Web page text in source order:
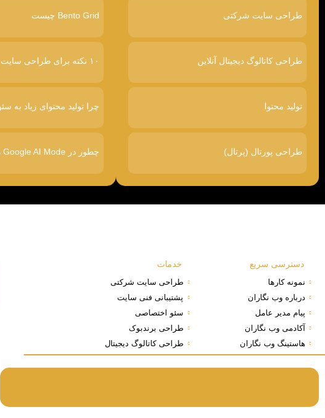
طراحی سایت شرکتی
طراحی کاتالوگ دیجیتال آنلاین
تولید محتوا
طراحی پورتال (پرتال)
Bento Grid چیست
۱۰ نکته برای طراحی سایت پرفروش
چرا تولید محتوای زیاد به
چطور در Google AI Mode دیده شویم
دسترسی سریع
نمونه کارها
درباره وب نگاران
پیام مدیر عامل
آکادمی وب نگاران
هاستینگ وب نگاران
خدمات
طراحی سایت شرکتی
پشتیبانی فنی سایت
سئو اختصاصی
طراحی برندبوک
طراحی کاتالوگ دیجیتال